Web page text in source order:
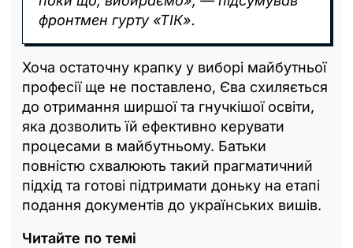
фронтмен гурту «ТІК».
Хоча остаточну крапку у виборі майбутньої
професії ще не поставлено, Єва схиляється
до отримання ширшої та гнучкішої освіти,
яка дозволить їй ефективно керувати
процесами в майбутньому. Батьки
повністю схвалюють такий прагматичний
підхід та готові підтримати доньку на етапі
подання документів до українських вишів.
Читайте по темі